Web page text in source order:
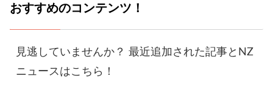
おすすめのコンテンツ！
見逃していませんか？ 最近追加された記事とNZ
ニュースはこちら！